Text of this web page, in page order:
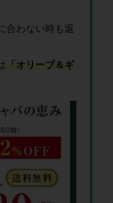
合わない時も返
「オリーブ＆ギ